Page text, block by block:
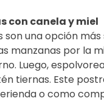
con canela y miel
son una opción
manzanas por la
Luego,
tiernas. Este
o como